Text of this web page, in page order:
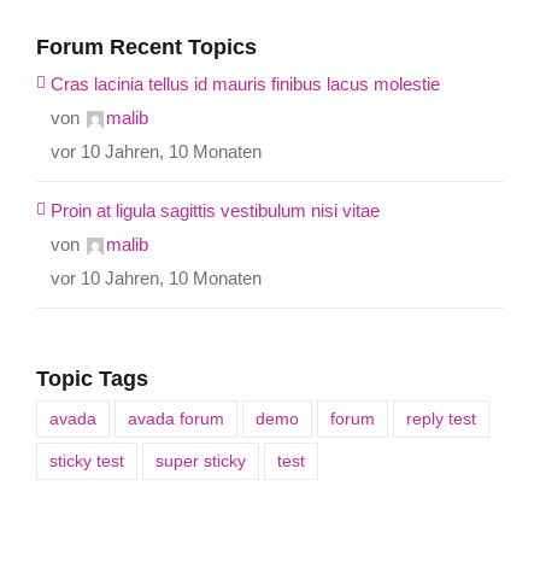
Forum Recent Topics
Cras lacinia tellus id mauris finibus lacus molestie
von
malib
vor 10 Jahren, 10 Monaten
Proin at ligula sagittis vestibulum nisi vitae
von
malib
vor 10 Jahren, 10 Monaten
Topic Tags
avada avada forum demo forum reply test
sticky test super sticky test